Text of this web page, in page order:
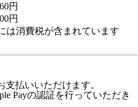
円
円
は消費税が含まれています
支払いいただけます。
Payの認証を行っていただき